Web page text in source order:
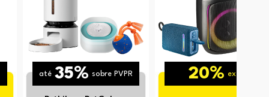
até 35% sobre PVPR 20% extra